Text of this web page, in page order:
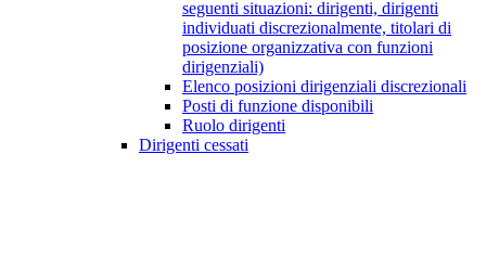
seguenti situazioni: dirigenti, dirigenti
individuati discrezionalmente, titolari di
posizione organizzativa con funzioni
dirigenziali)
Elenco posizioni dirigenziali discrezionali
Posti di funzione disponibili
Ruolo dirigenti
Dirigenti cessati